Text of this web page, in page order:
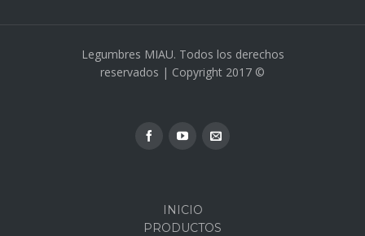
Legumbres MIAU. Todos los derechos
reservados | Copyright 2017 ©
INICIO
PRODUCTOS